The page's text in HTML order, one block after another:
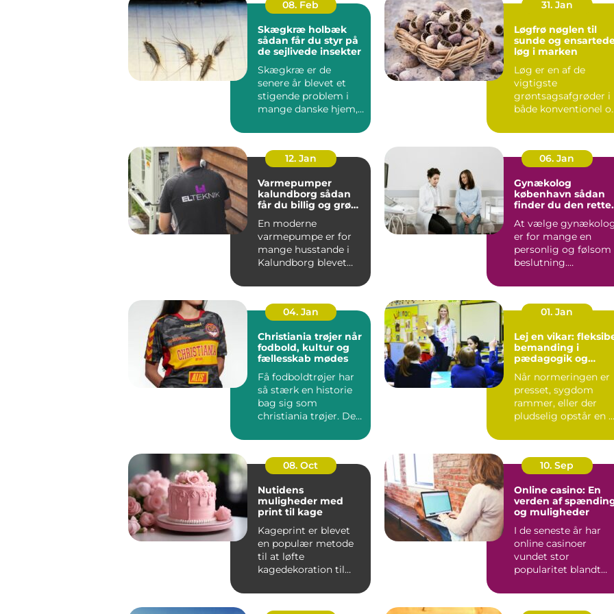
08. Feb
Skægkræ holbæk
sådan får du styr på
de sejlivede insekter
Skægkræ er de
senere år blevet et
stigende problem i
mange danske hjem,
undtagels...
31. Jan
Løgfrø nøglen til
sunde og
løg i marken
Løg er en af de
vigtigste
grøntsagsafgrøder i
både konventionel
Når en avle...
12. Jan
Varmepumper
kalundborg sådan
får du billig og grøn
En moderne
varmepumpe er for
mange husstande i
Kalundborg blevet
varmeregning...
06. Jan
Gynækolog
københavn sådan
finder du den rette
At vælge
er for mange en
personlig og følsom
beslutning.
behandlinger for...
04. Jan
Christiania trøjer når
fodbold, kultur og
fællesskab mødes
Få fodboldtrøjer har
så stærk en historie
bag sig som
christiania trøjer. De
far...
01. Jan
Lej en vikar:
bemanding i
pædagogik og
Når normeringen er
presset, sygdom
rammer, eller der
pludselig opstår en ny
for ...
08. Oct
Nutidens
muligheder med
print til kage
Kageprint er blevet
en populær metode
til at løfte
kagedekoration til
10. Sep
Online casino: En
verden af
og muligheder
I de seneste år har
online casinoer
vundet stor
popularitet blandt
hele v...